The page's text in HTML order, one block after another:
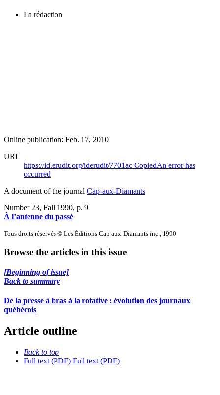
La rédaction
Online publication: Feb. 17, 2010
URI
https://id.erudit.org/iderudit/7701ac CopiedAn error has
occurred
A document of the journal Cap-aux-Diamants
Number 23, Fall 1990, p. 9
À l’antenne du passé
Tous droits réservés © Les Éditions Cap-aux-Diamants inc., 1990
Browse the articles in this issue
[Beginning of issue]
Back to summary
De la presse à bras à la rotative : évolution des journaux
québécois
Article outline
Back to top
Full text (PDF) Full text (PDF)